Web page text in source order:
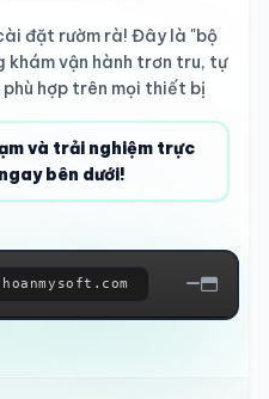
đặt rườm rà! Đây là "bộ
vận hành trơn tru, tự
phù hợp trên mọi thiết bị
và trải nghiệm trực
bên dưới!